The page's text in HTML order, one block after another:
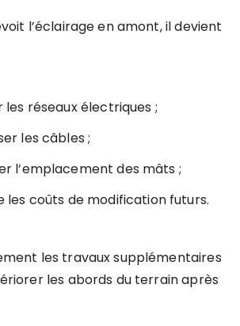
l’éclairage en amont, il devient
les réseaux électriques ;
les câbles ;
l’emplacement des mâts ;
les coûts de modification futurs.
les travaux supplémentaires
les abords du terrain après